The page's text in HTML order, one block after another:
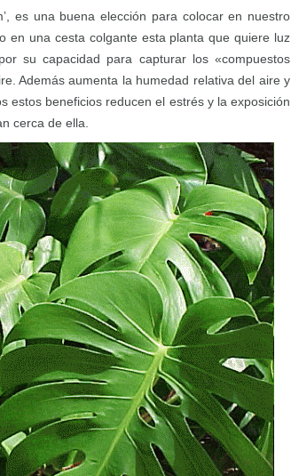
es una buena elección para colocar en nuestro
en una cesta colgante esta planta que quiere luz
su capacidad para capturar los «compuestos
Además aumenta la humedad relativa del aire y
estos beneficios reducen el estrés y la exposición
cerca de ella.